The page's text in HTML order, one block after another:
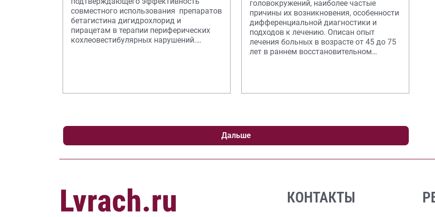
совместного использования препаратов
бетагистина дигидрохлорид и
пирацетам в терапии периферических
кохлеовестибулярных нарушений.
головокружений, наиболее частые
причины их возникновения, особенности
дифференциальной диагностики и
подходов к лечению. Описан опыт
лечения больных в возрасте от 45 до 75
лет в раннем восстановительном
Дальше
КОНТАКТЫ